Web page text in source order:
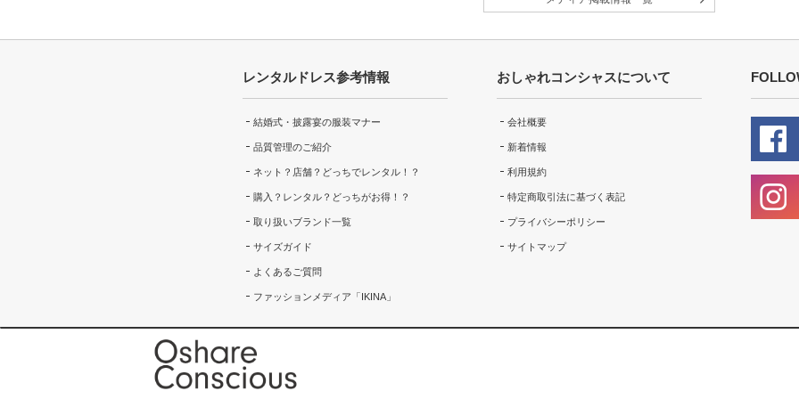
レンタルドレス参考情報
結婚式・披露宴の服装マナー
品質管理のご紹介
ネット？店舗？どっちでレンタル！？
購入？レンタル？どっちがお得！？
取り扱いブランド一覧
サイズガイド
よくあるご質問
ファッションメディア「IKINA」
おしゃれコンシャスについて
会社概要
新着情報
利用規約
特定商取引法に基づく表記
プライバシーポリシー
サイトマップ